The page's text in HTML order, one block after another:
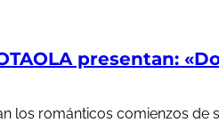
OTAOLA presentan:
los románticos comienzos